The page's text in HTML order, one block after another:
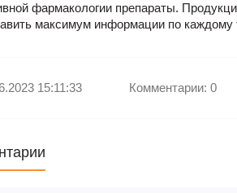
фармакологии препараты.
максимум информации по каждому
15:11:33 Комментарии: 0